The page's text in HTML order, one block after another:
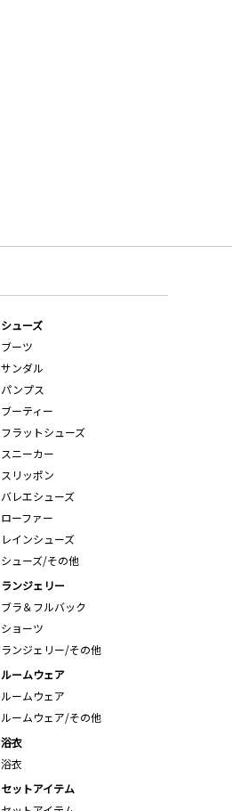
シューズ
ブーツ
サンダル
パンプス
ブーティー
フラットシューズ
スニーカー
スリッポン
バレエシューズ
ローファー
レインシューズ
シューズ/その他
ランジェリー
ブラ＆フルバック
ショーツ
ランジェリー/その他
ルームウェア
ルームウェア
ルームウェア/その他
浴衣
浴衣
セットアイテム